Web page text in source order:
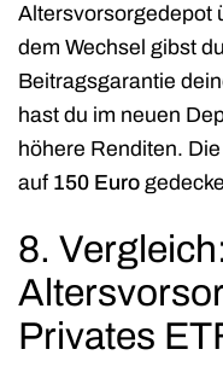
Altersvorsorgedepot
dem Wechsel gibst
Beitragsgarantie
hast du im neuen
höhere Renditen.
auf 150 Euro
8.
Privates